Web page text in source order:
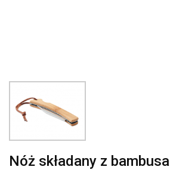
Nóż składany z bambusa